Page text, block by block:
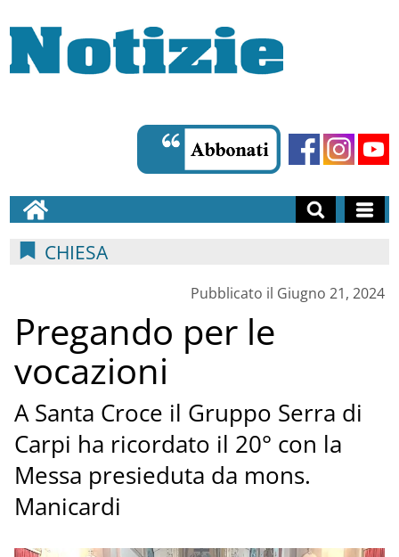
CHIESA
Pubblicato il Giugno 21, 2024
Pregando per le
vocazioni
A Santa Croce il Gruppo Serra di
Carpi ha ricordato il 20° con la
Messa presieduta da mons.
Manicardi